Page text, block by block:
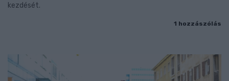
kezdését.
1 hozzászólás